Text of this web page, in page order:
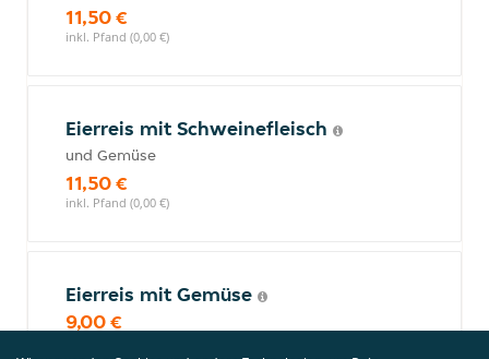
11,50 €
inkl. Pfand (0,00 €)
Eierreis mit Schweinefleisch
und Gemüse
11,50 €
inkl. Pfand (0,00 €)
Eierreis mit Gemüse
9,00 €